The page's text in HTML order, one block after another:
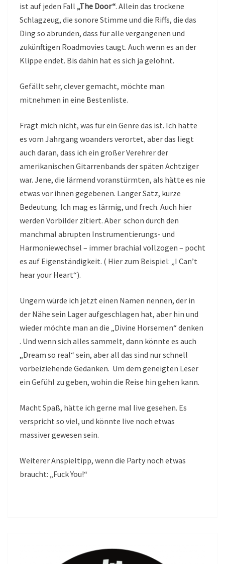
ist auf jeden Fall „The Door“. Allein das trockene
Schlagzeug, die sonore Stimme und die Riffs, die das
Ding so abrunden, dass für alle vergangenen und
zukünftigen Roadmovies taugt. Auch wenn es an der
Klippe endet. Bis dahin hat es sich ja gelohnt.
Gefällt sehr, clever gemacht, möchte man
mitnehmen in eine Bestenliste.
Fragt mich nicht, was für ein Genre das ist. Ich hätte
es vom Jahrgang woanders verortet, aber das liegt
auch daran, dass ich ein großer Verehrer der
amerikanischen Gitarrenbands der späten Achtziger
war. Jene, die lärmend voranstürmten, als hätte es nie
etwas vor ihnen gegebenen. Langer Satz, kurze
Bedeutung. Ich mag es lärmig, und frech. Auch hier
werden Vorbilder zitiert. Aber schon durch den
manchmal abrupten Instrumentierungs- und
Harmoniewechsel – immer brachial vollzogen – pocht
es auf Eigenständigkeit. ( Hier zum Beispiel: „I Can’t
hear your Heart“).
Ungern würde ich jetzt einen Namen nennen, der in
der Nähe sein Lager aufgeschlagen hat, aber hin und
wieder möchte man an die „Divine Horsemen“ denken
. Und wenn sich alles sammelt, dann könnte es auch
„Dream so real“ sein, aber all das sind nur schnell
vorbeiziehende Gedanken. Um dem geneigten Leser
ein Gefühl zu geben, wohin die Reise hin gehen kann.
Macht Spaß, hätte ich gerne mal live gesehen. Es
verspricht so viel, und könnte live noch etwas
massiver gewesen sein.
Weiterer Anspieltipp, wenn die Party noch etwas
braucht: „Fuck You!“